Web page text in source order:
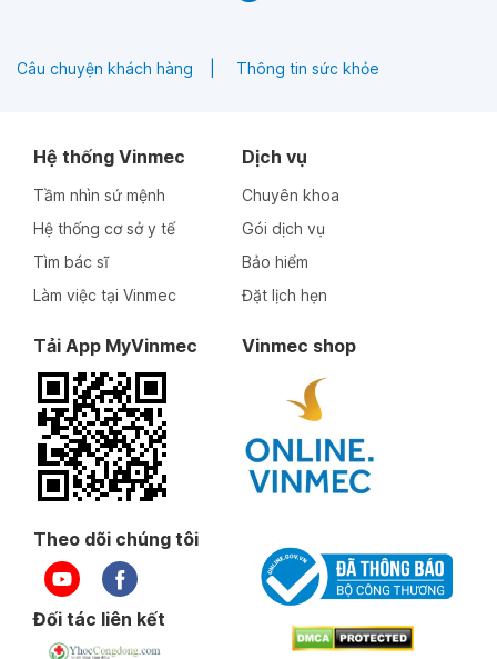
Câu chuyện khách hàng Thông tin sức khỏe
Hệ thống Vinmec
Tầm nhìn sứ mệnh
Hệ thống cơ sở y tế
Tìm bác sĩ
Làm việc tại Vinmec
Dịch vụ
Chuyên khoa
Gói dịch vụ
Bảo hiểm
Đặt lịch hẹn
Tải App MyVinmec Vinmec shop
Theo dõi chúng tôi
Đối tác liên kết